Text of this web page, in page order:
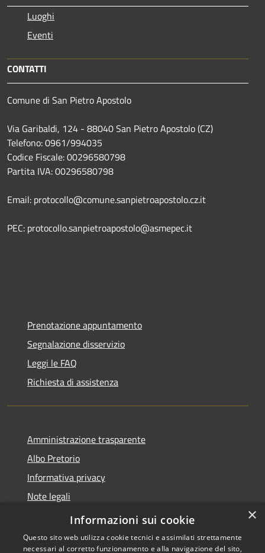
Luoghi
Eventi
CONTATTI
Comune di San Pietro Apostolo
Via Garibaldi, 124 - 88040 San Pietro Apostolo (CZ)
Telefono: 0961/994035
Codice Fiscale: 00296580798
Partita IVA: 00296580798
Email: protocollo@comune.sanpietroapostolo.cz.it
PEC: protocollo.sanpietroapostolo@asmepec.it
Prenotazione appuntamento
Segnalazione disservizio
Leggi le FAQ
Richiesta di assistenza
Amministrazione trasparente
Albo Pretorio
Informativa privacy
Note legali
Dichiarazione di accessibilità
×
Informazioni sui cookie
Questo sito web utilizza cookie tecnici e assimilati strettamente
necessari al corretto funzionamento e alla navigazione del sito,